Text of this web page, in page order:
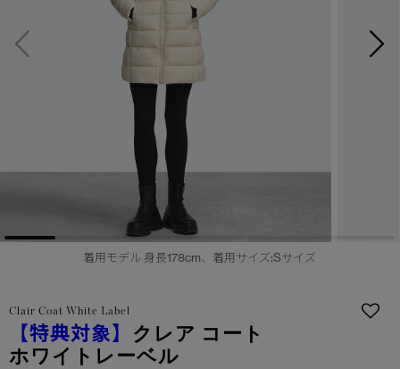
サマー 26 コレクションLOOK
日本限定モデル
スノーグース
メイドインジャパンTシャツ
アウターウェア
アパレル
アクセサリー
コレクション
サマー 26 コレクションLOOK
日本限定モデル
スノーグース
メイドインジャパンTシャツ
アウターウェア
アパレル
アクセサリー
コレクション
着用モデル 身長178cm、着用サイズ:Sサイズ
Clair Coat White Label
【特典対象】 クレア コート
ホワイトレーベル